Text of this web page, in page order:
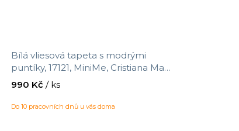
Bílá vliesová tapeta s modrými
puntíky, 17121, MiniMe, Cristiana Masi
by Parato, velikost 10,05 x 0,53 m
Do 10 pracovních dnů u vás doma
990 Kč / ks